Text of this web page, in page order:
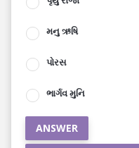
મનુ ઋષિ
પોરસ
ભાર્ગવ મુનિ
ANSWER